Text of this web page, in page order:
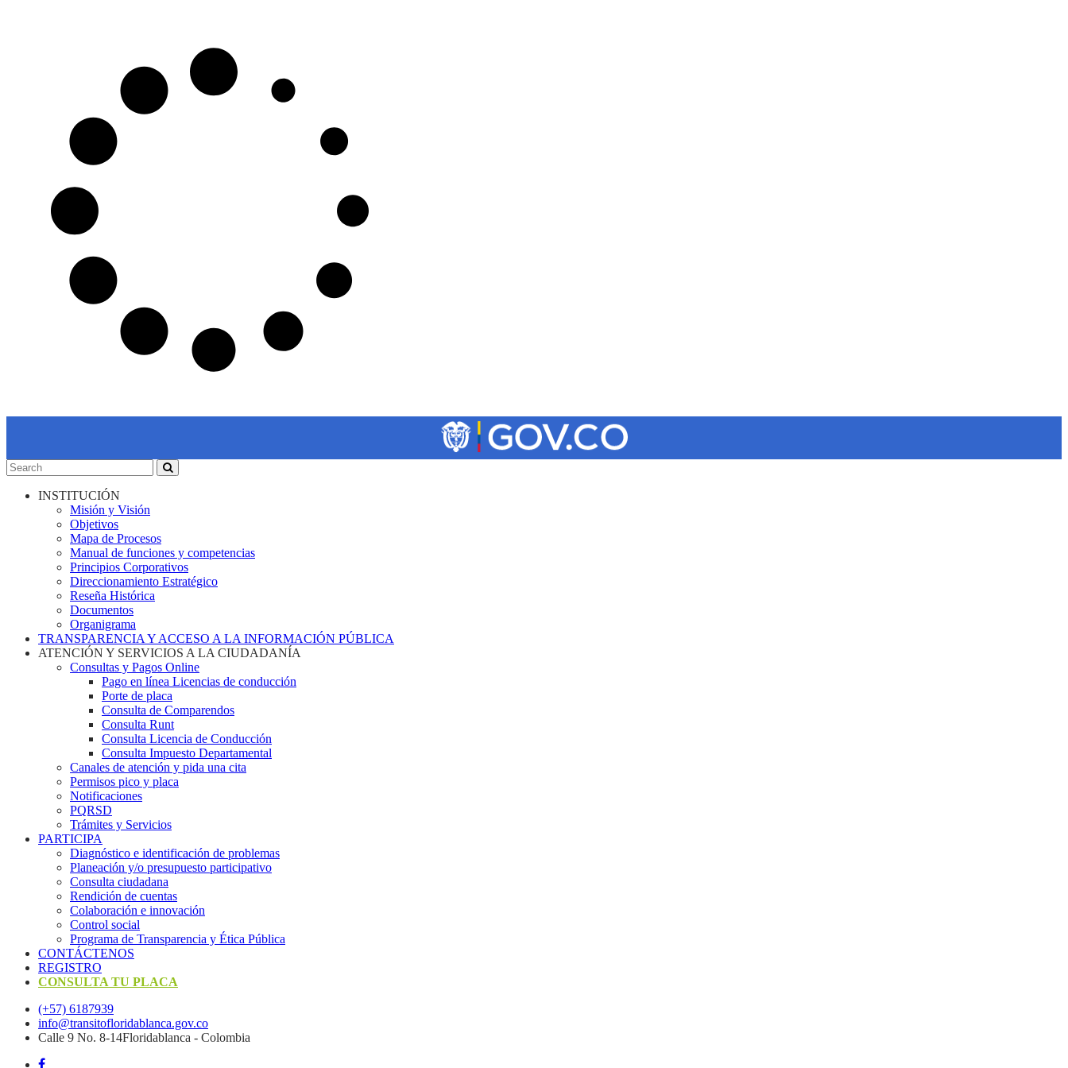
INSTITUCIÓN
Misión y Visión
Objetivos
Mapa de Procesos
Manual de funciones y competencias
Principios Corporativos
Direccionamiento Estratégico
Reseña Histórica
Documentos
Organigrama
TRANSPARENCIA Y ACCESO A LA INFORMACIÓN PÚBLICA
ATENCIÓN Y SERVICIOS A LA CIUDADANÍA
Consultas y Pagos Online
Pago en línea Licencias de conducción
Porte de placa
Consulta de Comparendos
Consulta Runt
Consulta Licencia de Conducción
Consulta Impuesto Departamental
Canales de atención y pida una cita
Permisos pico y placa
Notificaciones
PQRSD
Trámites y Servicios
PARTICIPA
Diagnóstico e identificación de problemas
Planeación y/o presupuesto participativo​
Consulta ciudadana
Rendición de cuentas
Colaboración e innovación
Control social
Programa de Transparencia y Ética Pública
CONTÁCTENOS
REGISTRO
CONSULTA TU PLACA
(+57) 6187939
info@transitofloridablanca.gov.co
Calle 9 No. 8-14Floridablanca - Colombia